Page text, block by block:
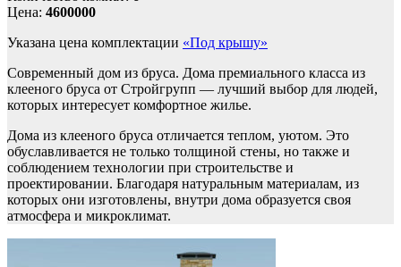
Цена: 4600000
Указана цена комплектации «Под крышу»
Современный дом из бруса. Дома премиального класса из
клееного бруса от Стройгрупп — лучший выбор для людей,
которых интересует комфортное жилье.
Дома из клееного бруса отличается теплом, уютом. Это
обуславливается не только толщиной стены, но также и
соблюдением технологии при строительстве и
проектировании. Благодаря натуральным материалам, из
которых они изготовлены, внутри дома образуется своя
атмосфера и микроклимат.